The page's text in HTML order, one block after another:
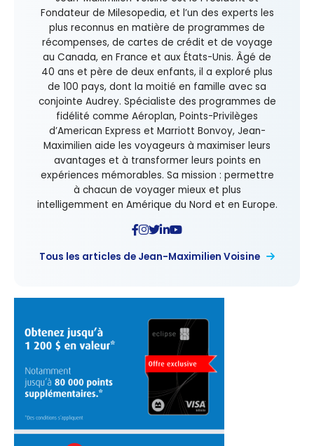
Fondateur de Milesopedia, et l’un des experts les
plus reconnus en matière de programmes de
récompenses, de cartes de crédit et de voyage
au Canada, en France et aux États-Unis. Âgé de
40 ans et père de deux enfants, il a exploré plus
de 100 pays, dont la moitié en famille avec sa
conjointe Audrey. Spécialiste des programmes de
fidélité comme Aéroplan, Points-Privilèges
d’American Express et Marriott Bonvoy, Jean-
Maximilien aide les voyageurs à maximiser leurs
avantages et à transformer leurs points en
expériences mémorables. Sa mission : permettre
à chacun de voyager mieux et plus
intelligemment en Amérique du Nord et en Europe.
Tous les articles de Jean-Maximilien Voisine